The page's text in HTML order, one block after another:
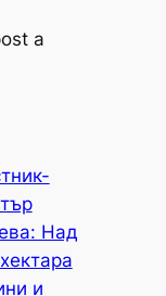
a
Над
и